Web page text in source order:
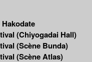
(Chiyogadai Hall)
(Scène Bunda)
(Scène Atlas)